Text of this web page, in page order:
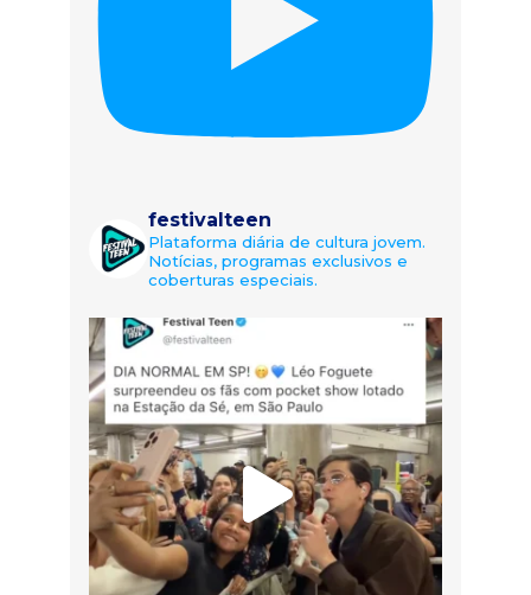
festivalteen
Plataforma diária de cultura jovem.
Notícias, programas exclusivos e
coberturas especiais.